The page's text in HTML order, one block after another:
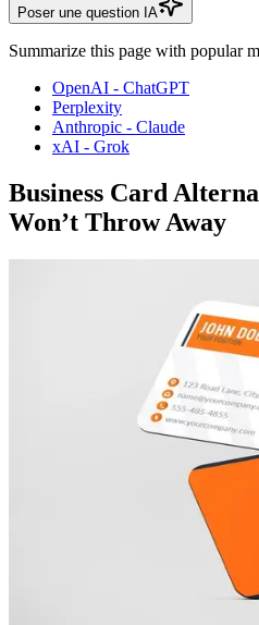
Poser une question IA
Summarize this page with popular
OpenAI - ChatGPT
Perplexity
Anthropic - Claude
xAI - Grok
Business Card
Won’t Throw Away